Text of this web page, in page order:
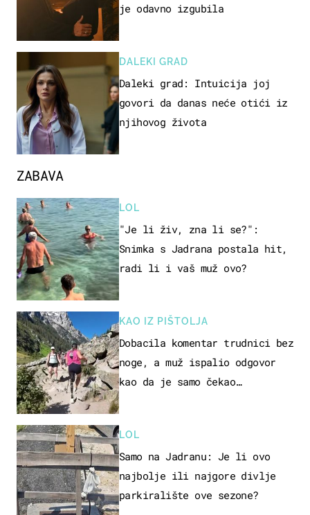
ZABAVA
LOL
"Je li živ, zna li se?":
Snimka s Jadrana postala hit,
radi li i vaš muž ovo?
KAO IZ PIŠTOLJA
Dobacila komentar trudnici bez
noge, a muž ispalio odgovor
kao da je samo čekao…
LOL
Samo na Jadranu: Je li ovo
najbolje ili najgore divlje
parkiralište ove sezone?
je odavno izgubila
DALEKI GRAD
Daleki grad: Intuicija joj
govori da danas neće otići iz
njihovog života